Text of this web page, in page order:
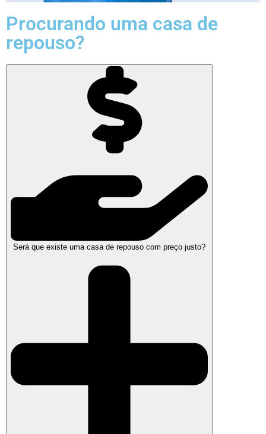
Procurando uma casa de
repouso?
Será que existe uma casa de repouso com preço justo?